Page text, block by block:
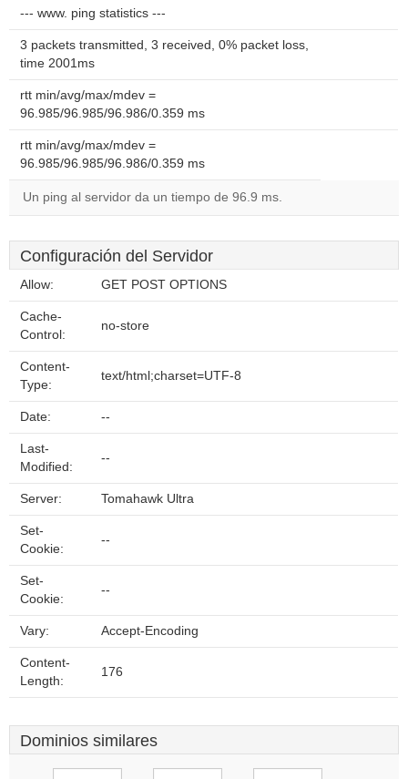
--- www. ping statistics ---
3 packets transmitted, 3 received, 0% packet loss,
time 2001ms
rtt min/avg/max/mdev =
96.985/96.985/96.986/0.359 ms
rtt min/avg/max/mdev =
96.985/96.985/96.986/0.359 ms
Un ping al servidor da un tiempo de 96.9 ms.
Configuración del Servidor
Allow: GET POST OPTIONS
Cache-
Control:
no-store
Content-
Type:
text/html;charset=UTF-8
Date: --
Last-
Modified:
--
Server: Tomahawk Ultra
Set-
Cookie:
--
Set-
Cookie:
--
Vary: Accept-Encoding
Content-
Length:
176
Dominios similares